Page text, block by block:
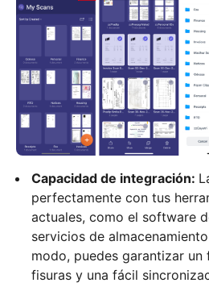
Capacidad de integración:
perfectamente con tus
actuales, como el software
servicios de
modo, puedes garantizar
fisuras y una fácil